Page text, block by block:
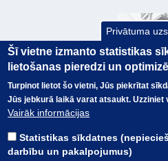
© Valsts kase 2017
Visas tiesības
EK
Privātuma
Šī vietne izmanto statistikas
lietošanas pieredzi un
Turpinot lietot šo vietni, Jūs piekrītat
Jūs jebkurā laikā varat atsaukt.
Vairāk informācijas
Statistikas sīkdatnes
darbību un pakalpojumus)